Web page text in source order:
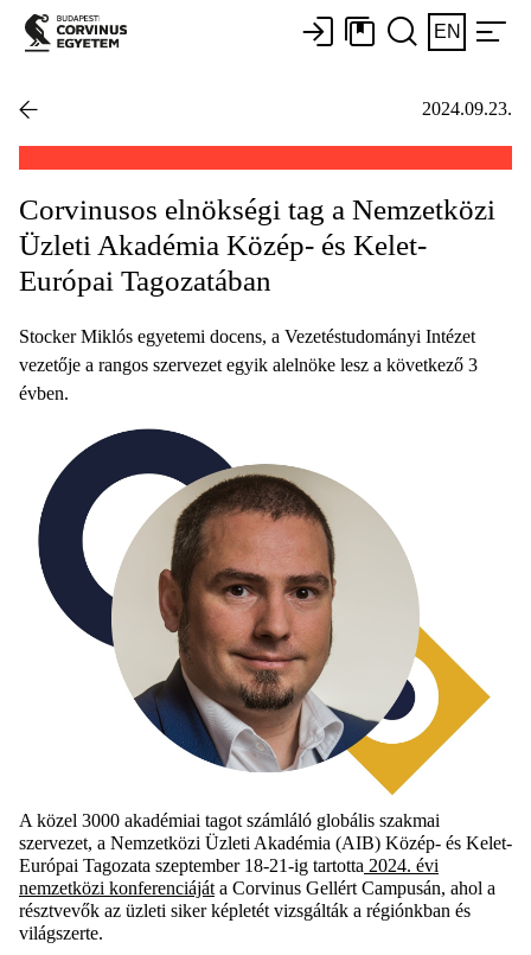
EN
2024.09.23.
Corvinusos elnökségi tag a Nemzetközi
Üzleti Akadémia Közép- és Kelet-
Európai Tagozatában
Stocker Miklós egyetemi docens, a Vezetéstudományi Intézet
vezetője a rangos szervezet egyik alelnöke lesz a következő 3
évben.
A közel 3000 akadémiai tagot számláló globális szakmai
szervezet, a Nemzetközi Üzleti Akadémia (AIB) Közép- és Kelet-
Európai Tagozata szeptember 18-21-ig tartotta 2024. évi
nemzetközi konferenciáját a Corvinus Gellért Campusán, ahol a
résztvevők az üzleti siker képletét vizsgálták a régiónkban és
világszerte.